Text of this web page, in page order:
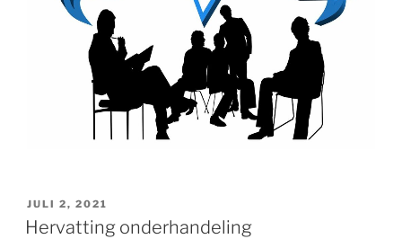
GEPLAATST
OP
JULI 2, 2021
Hervatting onderhandeling